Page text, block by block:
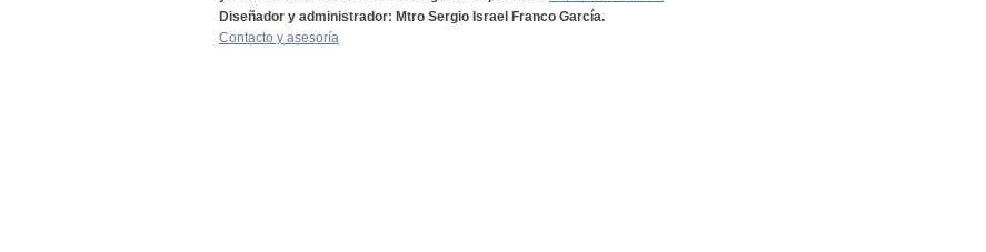
Diseñador y administrador: Mtro Sergio Israel Franco García.
Contacto y asesoría